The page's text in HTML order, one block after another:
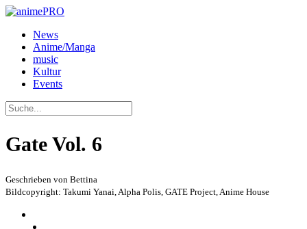
News
Anime/Manga
music
Kultur
Events
Gate Vol. 6
Geschrieben von Bettina
Bildcopyright: Takumi Yanai, Alpha Polis, GATE Project, Anime House